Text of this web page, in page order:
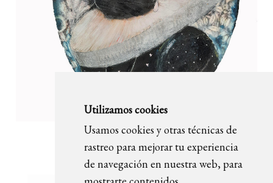
Utilizamos cookies
Usamos cookies y otras técnicas de
rastreo para mejorar tu experiencia
de navegación en nuestra web, para
OLIVIA retrato pintado